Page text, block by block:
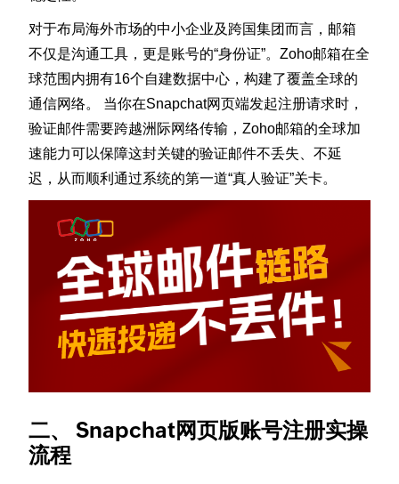
对于布局海外市场的中小企业及跨国集团而言，邮箱
不仅是沟通工具，更是账号的“身份证”。Zoho邮箱在全
球范围内拥有16个自建数据中心，构建了覆盖全球的
通信网络。 当你在Snapchat网页端发起注册请求时，
验证邮件需要跨越洲际网络传输，Zoho邮箱的全球加
速能力可以保障这封关键的验证邮件不丢失、不延
迟，从而顺利通过系统的第一道“真人验证”关卡。
二、 Snapchat网页版账号注册实操
流程